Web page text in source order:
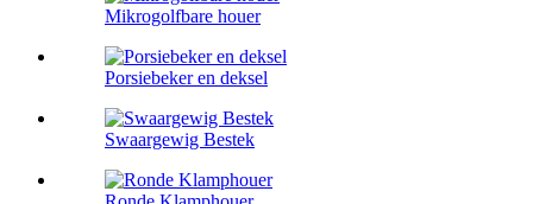
Mikrogolfbare houer
Porsiebeker en deksel
Swaargewig Bestek